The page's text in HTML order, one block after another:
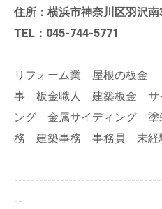
住所：横浜市神奈川区羽沢
TEL：045-744-5771
リフォーム業 屋根の板
事 板金職人 建築板金 サ
ング 金属サイディング
務 建築事務 事務員 未経
--